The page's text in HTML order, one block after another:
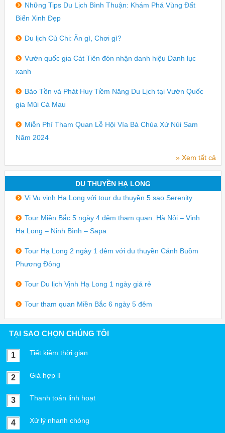
Những Tips Du Lịch Bình Thuận: Khám Phá Vùng Đất
Biển Xinh Đẹp
Du lịch Củ Chi: Ăn gì, Chơi gì?
Vườn quốc gia Cát Tiên đón nhận danh hiệu Danh lục
xanh
Bảo Tồn và Phát Huy Tiềm Năng Du Lịch tại Vườn Quốc
gia Mũi Cà Mau
Miễn Phí Tham Quan Lễ Hội Vía Bà Chúa Xứ Núi Sam
Năm 2024
» Xem tất cả
DU THUYỀN HẠ LONG
Vi Vu vịnh Hạ Long với tour du thuyền 5 sao Serenity
Tour Miền Bắc 5 ngày 4 đêm tham quan: Hà Nội – Vịnh
Hạ Long – Ninh Bình – Sapa
Tour Hạ Long 2 ngày 1 đêm với du thuyền Cánh Buồm
Phương Đông
Tour Du lịch Vịnh Hạ Long 1 ngày giá rẻ
Tour tham quan Miền Bắc 6 ngày 5 đêm
TẠI SAO CHỌN CHÚNG TÔI
1 Tiết kiệm thời gian
2 Giá hợp lí
3 Thanh toán linh hoạt
4 Xử lý nhanh chóng